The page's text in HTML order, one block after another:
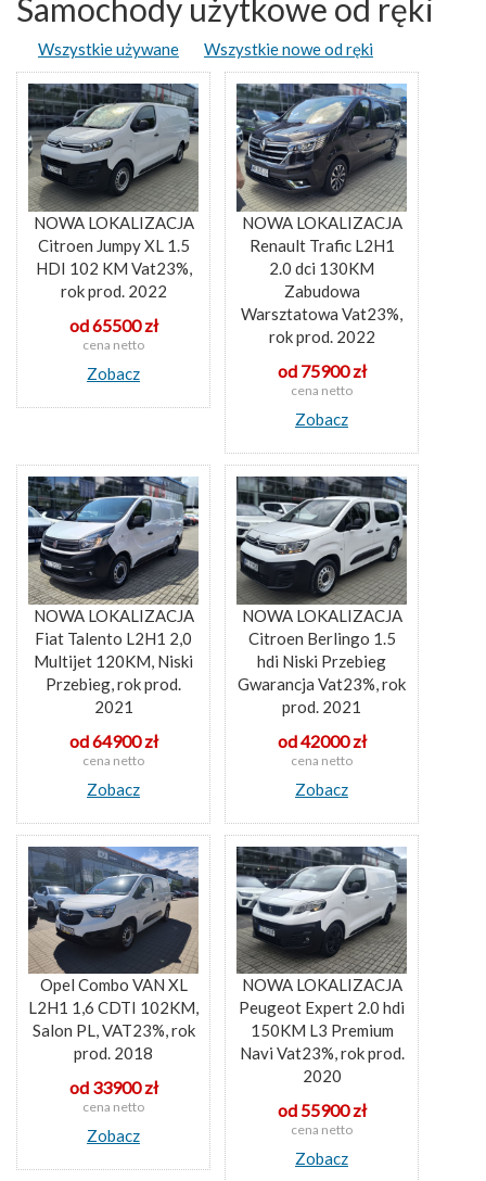
Samochody użytkowe od ręki
Wszystkie używane Wszystkie nowe od ręki
NOWA LOKALIZACJA
Citroen Jumpy XL 1.5
HDI 102 KM Vat23%,
rok prod. 2022
od 65500 zł
cena netto
Zobacz
NOWA LOKALIZACJA
Renault Trafic L2H1
2.0 dci 130KM
Zabudowa
Warsztatowa Vat23%,
rok prod. 2022
od 75900 zł
cena netto
Zobacz
NOWA LOKALIZACJA
Fiat Talento L2H1 2,0
Multijet 120KM, Niski
Przebieg, rok prod.
2021
od 64900 zł
cena netto
Zobacz
NOWA LOKALIZACJA
Citroen Berlingo 1.5
hdi Niski Przebieg
Gwarancja Vat23%, rok
prod. 2021
od 42000 zł
cena netto
Zobacz
Opel Combo VAN XL
L2H1 1,6 CDTI 102KM,
Salon PL, VAT23%, rok
prod. 2018
od 33900 zł
cena netto
Zobacz
NOWA LOKALIZACJA
Peugeot Expert 2.0 hdi
150KM L3 Premium
Navi Vat23%, rok prod.
2020
od 55900 zł
cena netto
Zobacz